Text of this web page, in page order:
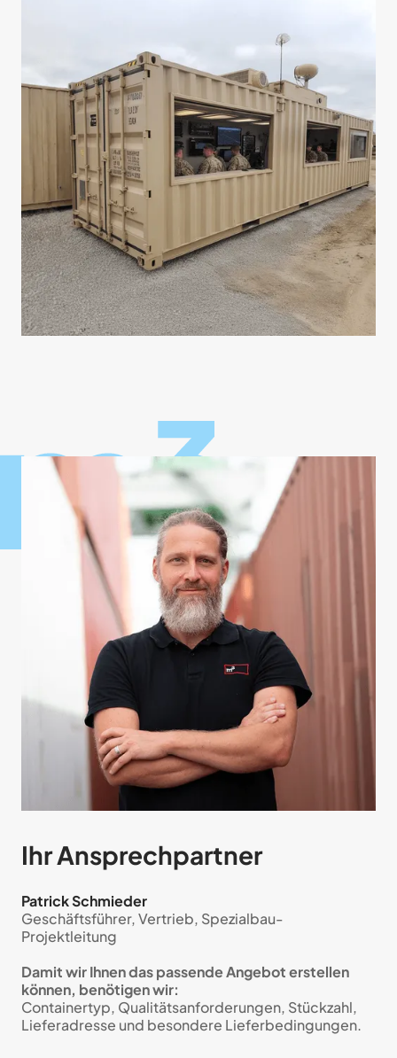
Ihr Ansprech­partner
Patrick Schmieder
Geschäftsführer, Vertrieb, Spezialbau-
Projektleitung
Damit wir Ihnen das passende Angebot erstellen
können, benötigen wir:
Containertyp, Qualitätsanforderungen, Stückzahl,
Lieferadresse und besondere Lieferbedingungen.